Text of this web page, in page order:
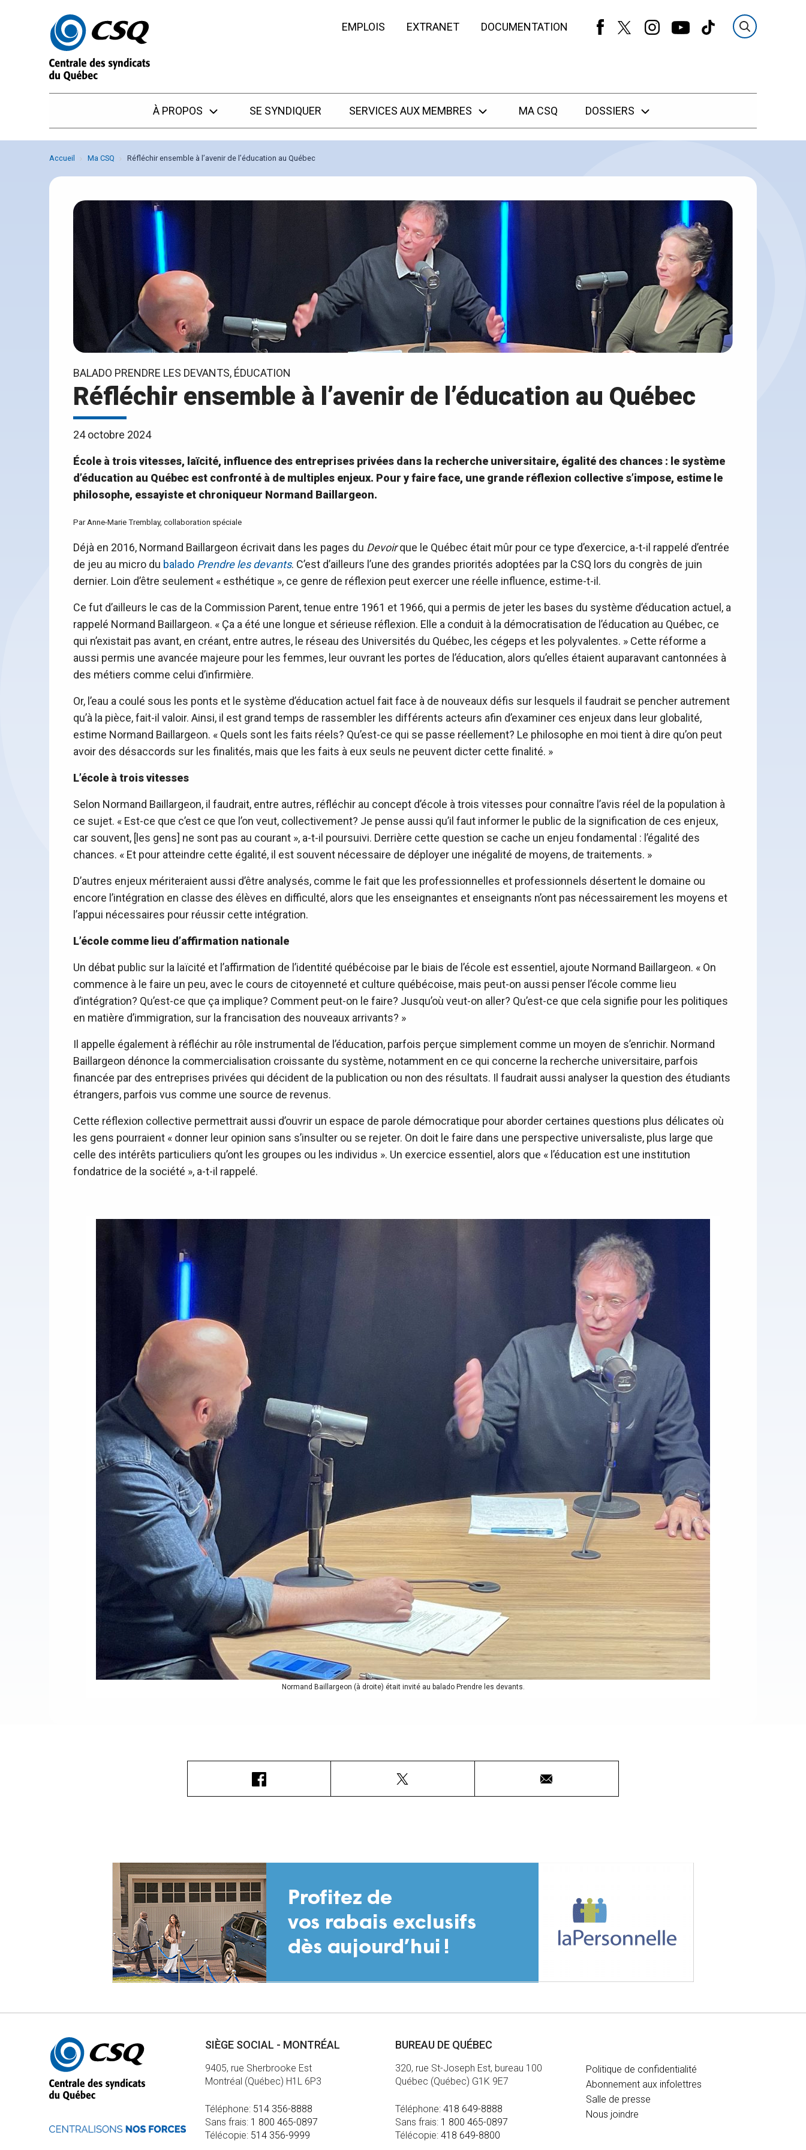
EMPLOIS EXTRANET DOCUMENTATION
À PROPOS SE SYNDIQUER SERVICES AUX MEMBRES MA CSQ DOSSIERS
Accueil Ma CSQ Réfléchir ensemble à l’avenir de l’éducation au Québec
BALADO PRENDRE LES DEVANTS, ÉDUCATION
Réfléchir ensemble à l’avenir de l’éducation au Québec
24 octobre 2024
École à trois vitesses, laïcité, influence des entreprises privées dans la recherche universitaire, égalité des chances : le système
d’éducation au Québec est confronté à de multiples enjeux. Pour y faire face, une grande réflexion collective s’impose, estime le
philosophe, essayiste et chroniqueur Normand Baillargeon.
Par Anne-Marie Tremblay, collaboration spéciale
Déjà en 2016, Normand Baillargeon écrivait dans les pages du Devoirque le Québec était mûr pour ce type d’exercice, a-t-il rappelé d’entrée
de jeu au micro du balado Prendre les devants. C’est d’ailleurs l’une des grandes priorités adoptées par la CSQ lors du congrès de juin
dernier. Loin d’être seulement « esthétique », ce genre de réflexion peut exercer une réelle influence, estime-t-il.
Ce fut d’ailleurs le cas de la Commission Parent, tenue entre 1961 et 1966, qui a permis de jeter les bases du système d’éducation actuel, a
rappelé Normand Baillargeon. « Ça a été une longue et sérieuse réflexion. Elle a conduit à la démocratisation de l’éducation au Québec, ce
qui n’existait pas avant, en créant, entre autres, le réseau des Universités du Québec, les cégeps et les polyvalentes. » Cette réforme a
aussi permis une avancée majeure pour les femmes, leur ouvrant les portes de l’éducation, alors qu’elles étaient auparavant cantonnées à
des métiers comme celui d’infirmière.
Or, l’eau a coulé sous les ponts et le système d’éducation actuel fait face à de nouveaux défis sur lesquels il faudrait se pencher autrement
qu’à la pièce, fait-il valoir. Ainsi, il est grand temps de rassembler les différents acteurs afin d’examiner ces enjeux dans leur globalité,
estime Normand Baillargeon. « Quels sont les faits réels? Qu’est-ce qui se passe réellement? Le philosophe en moi tient à dire qu’on peut
avoir des désaccords sur les finalités, mais que les faits à eux seuls ne peuvent dicter cette finalité. »
L’école à trois vitesses
Selon Normand Baillargeon, il faudrait, entre autres, réfléchir au concept d’école à trois vitesses pour connaître l’avis réel de la population à
ce sujet. « Est-ce que c’est ce que l’on veut, collectivement? Je pense aussi qu’il faut informer le public de la signification de ces enjeux,
car souvent, [les gens] ne sont pas au courant », a-t-il poursuivi. Derrière cette question se cache un enjeu fondamental : l’égalité des
chances. « Et pour atteindre cette égalité, il est souvent nécessaire de déployer une inégalité de moyens, de traitements. »
D’autres enjeux mériteraient aussi d’être analysés, comme le fait que les professionnelles et professionnels désertent le domaine ou
encore l’intégration en classe des élèves en difficulté, alors que les enseignantes et enseignants n’ont pas nécessairement les moyens et
l’appui nécessaires pour réussir cette intégration.
L’école comme lieu d’affirmation nationale
Un débat public sur la laïcité et l’affirmation de l’identité québécoise par le biais de l’école est essentiel, ajoute Normand Baillargeon. « On
commence à le faire un peu, avec le cours de citoyenneté et culture québécoise, mais peut-on aussi penser l’école comme lieu
d’intégration? Qu’est-ce que ça implique? Comment peut-on le faire? Jusqu’où veut-on aller? Qu’est-ce que cela signifie pour les politiques
en matière d’immigration, sur la francisation des nouveaux arrivants? »
Il appelle également à réfléchir au rôle instrumental de l’éducation, parfois perçue simplement comme un moyen de s’enrichir. Normand
Baillargeon dénonce la commercialisation croissante du système, notamment en ce qui concerne la recherche universitaire, parfois
financée par des entreprises privées qui décident de la publication ou non des résultats. Il faudrait aussi analyser la question des étudiants
étrangers, parfois vus comme une source de revenus.
Cette réflexion collective permettrait aussi d’ouvrir un espace de parole démocratique pour aborder certaines questions plus délicates où
les gens pourraient « donner leur opinion sans s’insulter ou se rejeter. On doit le faire dans une perspective universaliste, plus large que
celle des intérêts particuliers qu’ont les groupes ou les individus ». Un exercice essentiel, alors que « l’éducation est une institution
fondatrice de la société », a-t-il rappelé.
Normand Baillargeon (à droite) était invité au balado Prendre les devants.
Autres
informations
SIÈGE SOCIAL - MONTRÉAL
9405, rue Sherbrooke Est
Montréal (Québec) H1L 6P3
Téléphone: 514 356-8888
Sans frais: 1 800 465-0897
Télécopie: 514 356-9999
BUREAU DE QUÉBEC
320, rue St-Joseph Est, bureau 100
Québec (Québec) G1K 9E7
Téléphone:418 649-8888
Sans frais: 1 800 465-0897
Télécopie:418 649-8800
Politique de confidentialité
Abonnement aux infolettres
Salle de presse
Nous joindre